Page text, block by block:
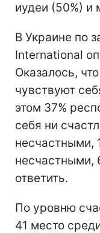
иудеи (50%) и
В Украине по
International
Оказалось,
чувствуют
этом 37%
себя ни
несчастными,
несчастными,
ответить.
По уровню
41 место